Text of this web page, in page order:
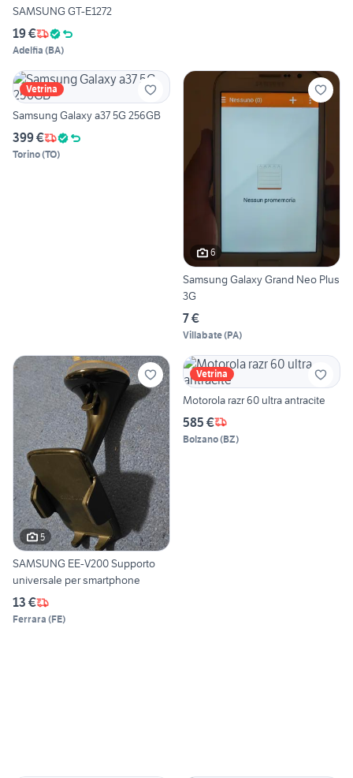
SAMSUNG GT-E1272
19 €
Adelfia (BA)
Vetrina
Samsung Galaxy a37 5G 256GB
399 €
Torino(TO)
6
Samsung Galaxy Grand Neo Plus
3G
7 €
Villabate(PA)
5
SAMSUNG EE-V200 Supporto
universale per smartphone
13 €
Ferrara (FE)
Vetrina
Motorola razr 60 ultra antracite
585 €
Bolzano(BZ)